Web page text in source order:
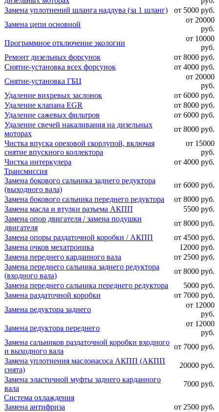
Замена уплотнений шланга наддува (за 1 шланг)
от 5000 руб.
Замена цепи основной
от 20000
руб.
Программное отключение экологии
от 10000
руб.
Ремонт дизельных форсунок
от 8000 руб.
Снятие-установка всех форсунок
от 4000 руб.
Снятие-установка ГБЦ
от 20000
руб.
Удаление вихревых заслонок
от 6000 руб.
Удаление клапана EGR
от 8000 руб.
Удаление сажевых фильтров
от 6000 руб.
Удаление свечей накаливания на дизельных
моторах
от 8000 руб.
Чистка впуска ореховой скорлупой, включая
снятие впускного коллектора
от 15000
руб.
Чистка интеркулера
от 4000 руб.
Трансмиссия
Замена бокового сальника заднего редуктора
(выходного вала)
от 6000 руб.
Замена бокового сальника переднего редуктора
от 8000 руб.
Замена масла и втулки разъема АКПП
5500 руб.
Замена опор двигателя / замена подушки
двигателя
от 8000 руб.
Замена опоры раздаточной коробки / АКПП
от 4500 руб.
Замена очков мехатроника
12000 руб.
Замена переднего карданного вала
от 2500 руб.
Замена переднего сальника заднего редуктора
(входного вала)
от 8000 руб.
Замена переднего сальника переднего редуктора
5000 руб.
Замена раздаточной коробки
от 7000 руб.
Замена редуктора заднего
от 12000
руб.
Замена редуктора переднего
от 12000
руб.
Замена сальников раздаточной коробки входного
и выходного вала
от 7000 руб.
Замена уплотнения маслонасоса АКПП (АКПП
снята)
20000 руб.
Замена эластичной муфты заднего карданного
вала
7000 руб.
Система охлаждения
Замена антифриза
от 2500 руб.